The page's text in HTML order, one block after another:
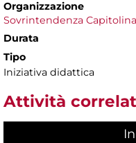
Organizzazione
Sovrintendenza Capitolina
Durata
Tipo
Iniziativa didattica
Attività